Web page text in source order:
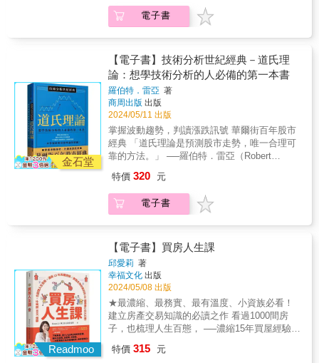
能應用。本書絕對是投資人必備的精神糧食。
──股市阿水，布林通道財經部落客 本書詳細
「美股夢想家」創辦人 凱哥長期在今周學堂
任教，教導大眾如何看懂多空方大數據及型
態，其實正是跟本書的順勢操作觀念不謀而
合，因此看懂籌碼型態順勢操作，就能在牛市
或熊市都能順利投資操作游刃有餘！這本書很
值得推薦大家認真研讀！──黃豐凱，今周學堂
暖神凱哥、《國家級基金操盤手選股教戰手
冊》作者 卡威爾將當代多位偉大交易大師的
智慧結晶全都收錄在這本書裡。閱讀本書，你
將領悟到成功的關鍵。如果忽略這些真理，總
恩．沙普（Van K. Tharp），國際知名投資顧
問、教練，《交易．創造自己的聖盃》、《交
易本事》作者 這是一本投資必讀指南，能確
倫．羅奇（Cullen O. Roche），奧盛投資公司
創辦人暨執行長，《資本主義投資說明書》作
者 我相信要成為一名成功的投資人（或交易
者），必須做到以下三件事：一是必須有紀
律；二是必須謹慎控管風險，並能夠管理各種
投資組合；三是必須建立買賣策略。在《順勢
致富》中，卡威爾清楚告訴我們為什麼在大部
略。 ──湯姆．巴索（Tom Basso），知名順勢
事不遵守操作紀律，明知虧損超額卻還期待隔
天反彈， 因而賠掉整個部門的年度風控額， 讓
雷老闆震撼領悟：「紀律」，才是波段高手的
根本！ ◎波段報酬，至少要50％以上 賺波段，
獲利要以絕對漲幅來預估，本益比10～12倍時
買進，獲利可達50％。 例如422元買進聯詠
（3034），本益比僅10～11倍， 四個月股價就
漲破600元！ 本益比怎麼算？為什麼法人對本
益比的算法，與散戶算的不一樣？ 獨家公開大
猩猩選股法──四大特徵找好股， 讓他買進尚凡
（5278）不到一年，波段報酬近100％； 買不
起龍頭股？轉進二線，雷老闆布局彰源
流，最強技術指標 盤整後第一支長紅K是主力
進場價，此時進場最安全，獲利至少50％； 同
族群一起轉佳時，個股會輪漲，此時若進場，
富發（2542）股價都大漲逾5成。 一家公司業
績的真相，藏在工廠和倉庫裡？ 法說會說什
麼？發言人表情、數據之外的補充說明都是情
報， 何時該加碼、哪些基本面出現問題該出
場，雷老闆這樣判斷。（見第三章） 雷老闆在
海龜操盤手訓練、法人交易現場學到的 進場、
加碼、退場紀律，獲利至少50％！
點3. 提供投資老手檢視投資失利關鍵沒有錢怎
麼投資？沒有時間研究股票或金融商品，怎麼
證經驗，解析常見的投資行為偏誤，分析股
票、債券、基金、期貨、選擇權、虛擬資產及
房地產，發現最簡單的致富方法，就是「持續
買進大盤指數型ETF」。沒有錢怎麼投資？過
去我們常聽到「本多終勝」或「投資要有錢才
能開始」等言論，不過對初入職場的新鮮人或
理財不善的月光族來說，要透過投資累積財
富，似乎是痴人說夢。周教授要告訴你：不用
大筆資本，只要「每個月定期定額」+「時間複
利」，就可以做到。沒有時間研究股票或金融
詳的就是股票，股票中最廣為人知的是，台灣
之光台積電，不過除了台積電外，我們可能對
其他公司或股票都一無所知，不只是對股票不
大量的功課。這樣是不是就永遠無法開始投資
了呢？周教授要告訴你：不用做功課，「持續
買進大盤指數型ETF」，就可以做到。想退休
又覺得自己錢不夠？一般人很難想像自己的退
休準備，應該如何開始？算算勞保、勞退，我
們似乎一個月僅提領到19K～25K，想到自己老
後日常開銷就發愁。假若我們想老後每個月能
授要告訴你：補足月退的缺口，你可以選擇
電子書
金石堂
【電子書】技術分析世紀經典－道氏理
論：想學技術分析的人必備的第一本書
羅伯特．雷亞 著
商周出版 出版
2024/05/11 出版
掌握波動趨勢，判讀漲跌訊號 華爾街百年股市
經典 「道氏理論是預測股市走勢，唯一合理可
靠的方法。」 ──羅伯特．雷亞（Robert
街日報創辦人查爾斯．道（Charles Henry
Dow）， 以及威廉．漢彌爾頓（William
Hamilton）的智慧結晶， 並經過雷亞的彙整與
指數反映一切：股價指數每天的價格波動，反
映了每位市場參與者所有的希望、失望和市場
預測。因此，股價指數中預言了尚未發生的事
件將產生的影響。 ．道氏理論的三種走勢：有
三種走勢組成了股價指數，第一個也最重要的
是主要走勢，也就是整個股市的漲勢或跌勢，
也就是人們俗稱的牛市或者熊市，可以持續數
年之久。第二個，也是最容易讓人困惑的次級
走勢，在牛市中次級走勢顯示為回調下跌，在
特價 320 元
電子書
Readmoo
【電子書】買房人生課
邱愛莉 著
幸福文化 出版
2024/05/08 出版
★最濃縮、最務實、最有溫度、小資族必看！
建立房產交易知識的必讀之作 看過1000間房
子，也梳理人生百態， ──濃縮15年買屋經驗
獨家心法大公開！ &&&&&&&&&&& & 「房地
特價 315 元